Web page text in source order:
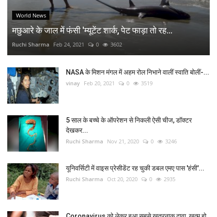
World News
मछुआरे के जाल में फंसी 'म्यूटेंट शार्क, पेट फाड़ा तो रह...
Ruchi Sharma Feb 24, 2021 0 3602
NASA के मिशन मंगल में अहम रोल निभाने वालीं स्वाति बोलीं-...
vinay Feb 20, 2021 0 3519
5 साल के बच्चे के ऑपरेशन से निकली ऐसी चीज, डॉक्टर
देखकर...
Ruchi Sharma Nov 21, 2020 0 3246
यूनिवर्सिटी में वाइस प्रेसीडेंट रह चुकी डबल एमए पास 'हंसी'...
Ruchi Sharma Oct 20, 2020 0 2935